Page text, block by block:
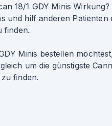
18/1 GDY Minis Wirkung?
und hilf anderen Patienten
finden.
Minis bestellen
um die günstigste
finden.